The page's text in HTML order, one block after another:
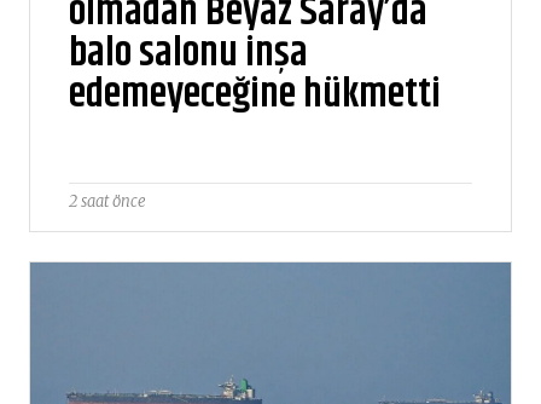
olmadan Beyaz Saray’da
balo salonu inşa
edemeyeceğine hükmetti
2 saat önce